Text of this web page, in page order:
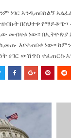
እንዲጠበስልኝ
በስህተቱ
መብዛቱ ነው፡፡
እየተጠበቀ ነው፡፡
ሀገር ውሽጥስ ተፈጠርኩ